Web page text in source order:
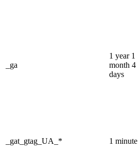
_ga
1 year 1
month 4
days
_gat_gtag_UA_*
1 minute